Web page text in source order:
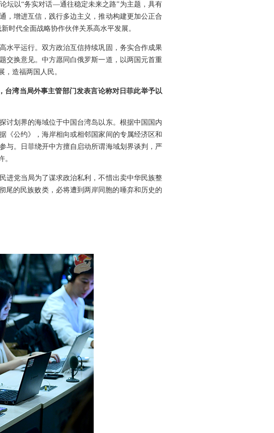
坛以“务实对话—通往稳定未来之路”为主题，具有
，增进互信，践行多边主义，推动构建更加公正合
时代全面战略协作伙伴关系高水平发展。
水平运行。双方政治互信持续巩固，务实合作成果
交换意见。中方愿同白俄罗斯一道，以两国元首重
造福两国人民。
台湾当局外事主管部门发表言论称对日菲此举予以
讨划界的海域位于中国台湾岛以东。根据中国国内
《公约》，海岸相向或相邻国家间的专属经济区和
与。日菲绕开中方擅自启动所谓海域划界谈判，严
。
进党当局为了谋求政治私利，不惜出卖中华民族整
尾的民族败类，必将遭到两岸同胞的唾弃和历史的